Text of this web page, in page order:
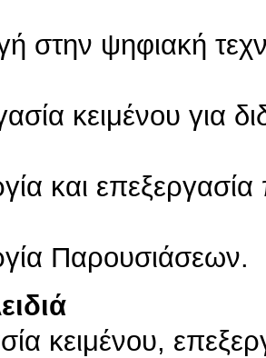
στην ψηφιακή
κειμένου για
και
κειμένου,